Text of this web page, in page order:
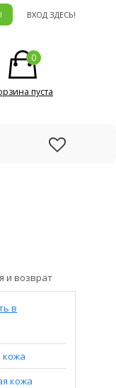
ВХОД ЗДЕСЬ!
0
пуста
и возврат
в
кожа
кожа